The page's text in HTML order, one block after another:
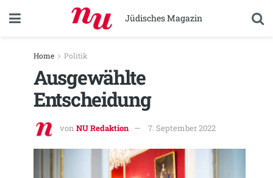
Jüdisches Magazin
Home Politik
Ausgewählte
Entscheidung
von NU Redaktion 7. September 2022